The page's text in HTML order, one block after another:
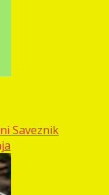
Saveznik